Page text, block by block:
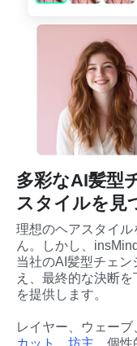
多彩なAI髪型
スタイルを見
理想のヘアスタイ
ん。しかし、
当社のAI髪型チェ
え、最終的な決断
を提供します。
レイヤー、ウェーブ
カット
坊主 、個